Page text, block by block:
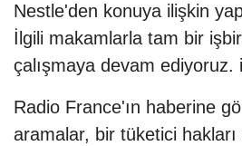
Nestle'den konuya ilişkin
İlgili makamlarla tam bir
çalışmaya devam ediyoruz.
Radio France'ın haberine
aramalar, bir tüketici